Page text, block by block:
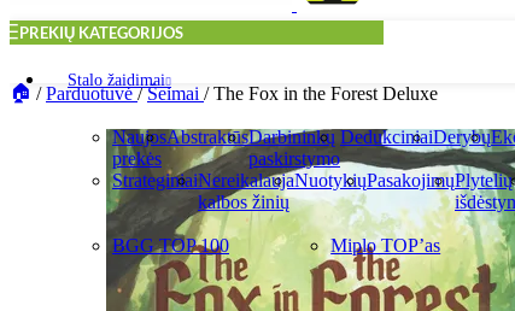
PREKIŲ KATEGORIJOS
Stalo žaidimai
Naujos
prekės
AbstraktūsDarbininkų
paskirstymo
DedukciniaiDerybų
StrateginiaiNereikalauja
kalbos žinių
NuotykiųPasakojimųPlytelių
BGG TOP 100 Miplo TOP’as
/ Parduotuvė/ Šeimai / The Fox in the Forest Deluxe